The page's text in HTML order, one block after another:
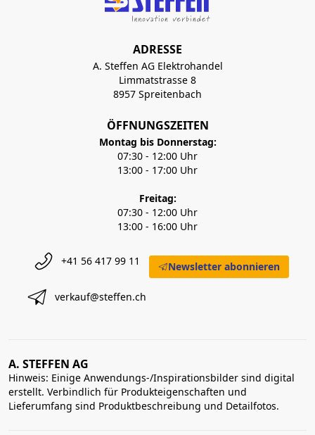
ADRESSE
A. Steffen AG Elektrohandel
Limmatstrasse 8
8957 Spreitenbach
ÖFFNUNGSZEITEN
Montag bis Donnerstag:
07:30 - 12:00 Uhr
13:00 - 17:00 Uhr
Freitag:
07:30 - 12:00 Uhr
13:00 - 16:00 Uhr
+41 56 417 99 11
verkauf@steffen.ch
Newsletter abonnieren
A. STEFFEN AG
Hinweis: Einige Anwendungs-/Inspirationsbilder sind digital
erstellt. Verbindlich für Produkteigenschaften und
Lieferumfang sind Produktbeschreibung und Detailfotos.